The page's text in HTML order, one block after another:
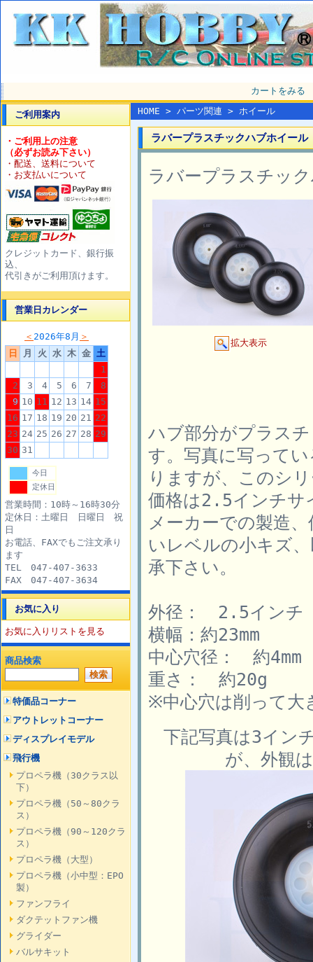
カートをみる
ご利用案内
・ご利用上の注意
（必ずお読み下さい）
・配送、送料について
・お支払いについて
クレジットカード、銀行振
込、
代引きがご利用頂けます。
営業日カレンダー
＜ 2026年8月 ＞
日
月 火 水 木 金 土
1
2
3 4 5 6 7
8
9 10 11 12 13 14 15
16 17 18 19 20 21 22
23 24 25 26 27 28 29
30 31
今日
定休日
営業時間：10時～16時30分
定休日：土曜日 日曜日 祝
日
お電話、FAXでもご注文承り
ます
TEL 047-407-3633
FAX 047-407-3634
お気に入り
お気に入りリストを見る
商品検索
特価品コーナー
アウトレットコーナー
ディスプレイモデル
飛行機
プロペラ機（30クラス以
下）
プロペラ機（50～80クラ
ス）
プロペラ機（90～120クラ
ス）
プロペラ機（大型）
プロペラ機（小中型：EPO
製）
ファンフライ
ダクテットファン機
グライダー
バルサキット
HOME > パーツ関連 > ホイール
ラバープラスチックハブホイー
ラバープラスチッ
拡大表示
ハブ部分がプラス
す。写真に写って
りますが、このシ
価格は2.5インチサ
メーカーでの製造
いレベルの小キズ
承下さい。
外径： 2.5インチ
横幅：約23mm
中心穴径： 約4mm
重さ： 約20g
※中心穴は削って大
下記写真は3イン
が、外観